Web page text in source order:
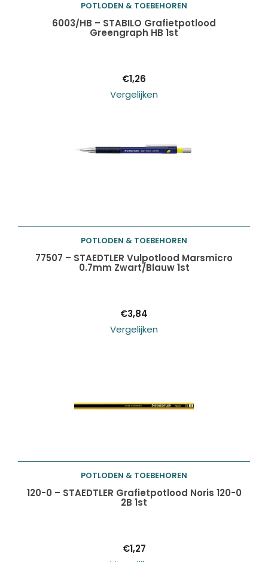
Toevoegen aan
POTLODEN & TOEBEHOREN
6003/HB – STABILO Grafietpotlood
Greengraph HB 1st
€1,26
Vergelijken
Toevoegen aan
POTLODEN & TOEBEHOREN
77507 – STAEDTLER Vulpotlood Marsmicro
0.7mm Zwart/Blauw 1st
€3,84
Vergelijken
Toevoegen aan
POTLODEN & TOEBEHOREN
120-0 – STAEDTLER Grafietpotlood Noris 120-0
2B 1st
€1,27